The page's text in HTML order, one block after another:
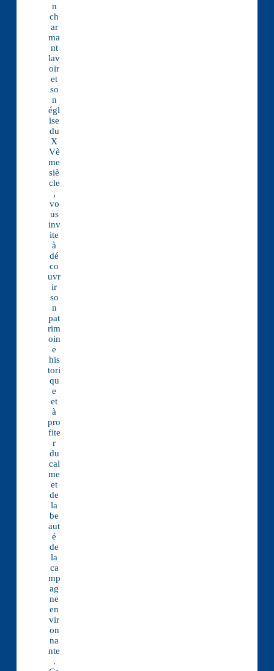
n
ch
ar
ma
nt
lav
oir
et
so
n
égl
ise
du
X
Vè
me
siè
cle
,
vo
us
inv
ite
à
dé
co
uvr
ir
so
n
pat
rim
oin
e
his
tori
qu
e
et
à
pro
fite
r
du
cal
me
et
de
la
be
aut
é
de
la
ca
mp
ag
ne
en
vir
on
na
nte
.